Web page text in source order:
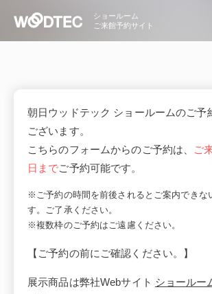
ショールーム
ご来館予約サイト
朝日ウッドテック ショールームのご予
ございます。
こちらのフォームからのご予約は、
ご
日までご予約可能です。
※ご予約の時間を前後されるとご案内できな
す。ご了承ください。
※複数枠のご予約はご遠慮ください。
【ご予約の前にご確認ください。】
展示商品は弊社Webサイト ショールー